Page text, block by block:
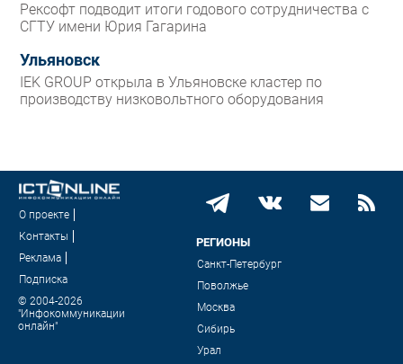
Рексофт подводит итоги годового сотрудничества с
СГТУ имени Юрия Гагарина
Ульяновск
IEK GROUP открыла в Ульяновске кластер по
производству низковольтного оборудования
О проекте
Контакты
Реклама
Подписка
© 2004-2026
"Инфокоммуникации
онлайн"
РЕГИОНЫ
Санкт-Петербург
Поволжье
Москва
Сибирь
Урал